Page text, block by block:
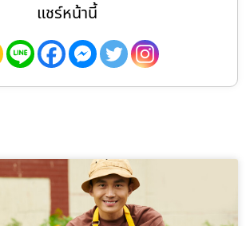
แชร์หน้านี้